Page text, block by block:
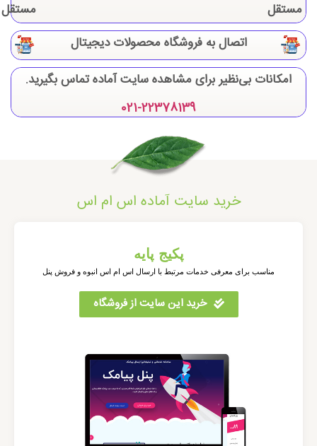
اتصال به فروشگاه محصولات دیجیتال
امکانات بی‌نظیر برای مشاهده سایت آماده تماس بگیرید.
021-22378139
خرید سایت آماده اس ام اس
پکیج پایه
مناسب برای معرفی خدمات مرتبط با ارسال اس ام اس انبوه و فروش پنل
خرید این سایت از فروشگاه